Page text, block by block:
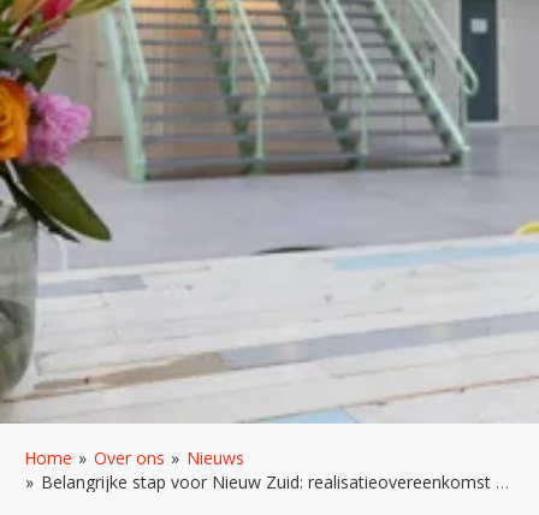
Home Over ons
Nieuws
Belangrijke stap voor Nieuw Zuid: realisatieovereenkomst middengebied